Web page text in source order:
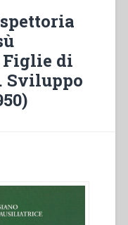
Figlie di
Sviluppo